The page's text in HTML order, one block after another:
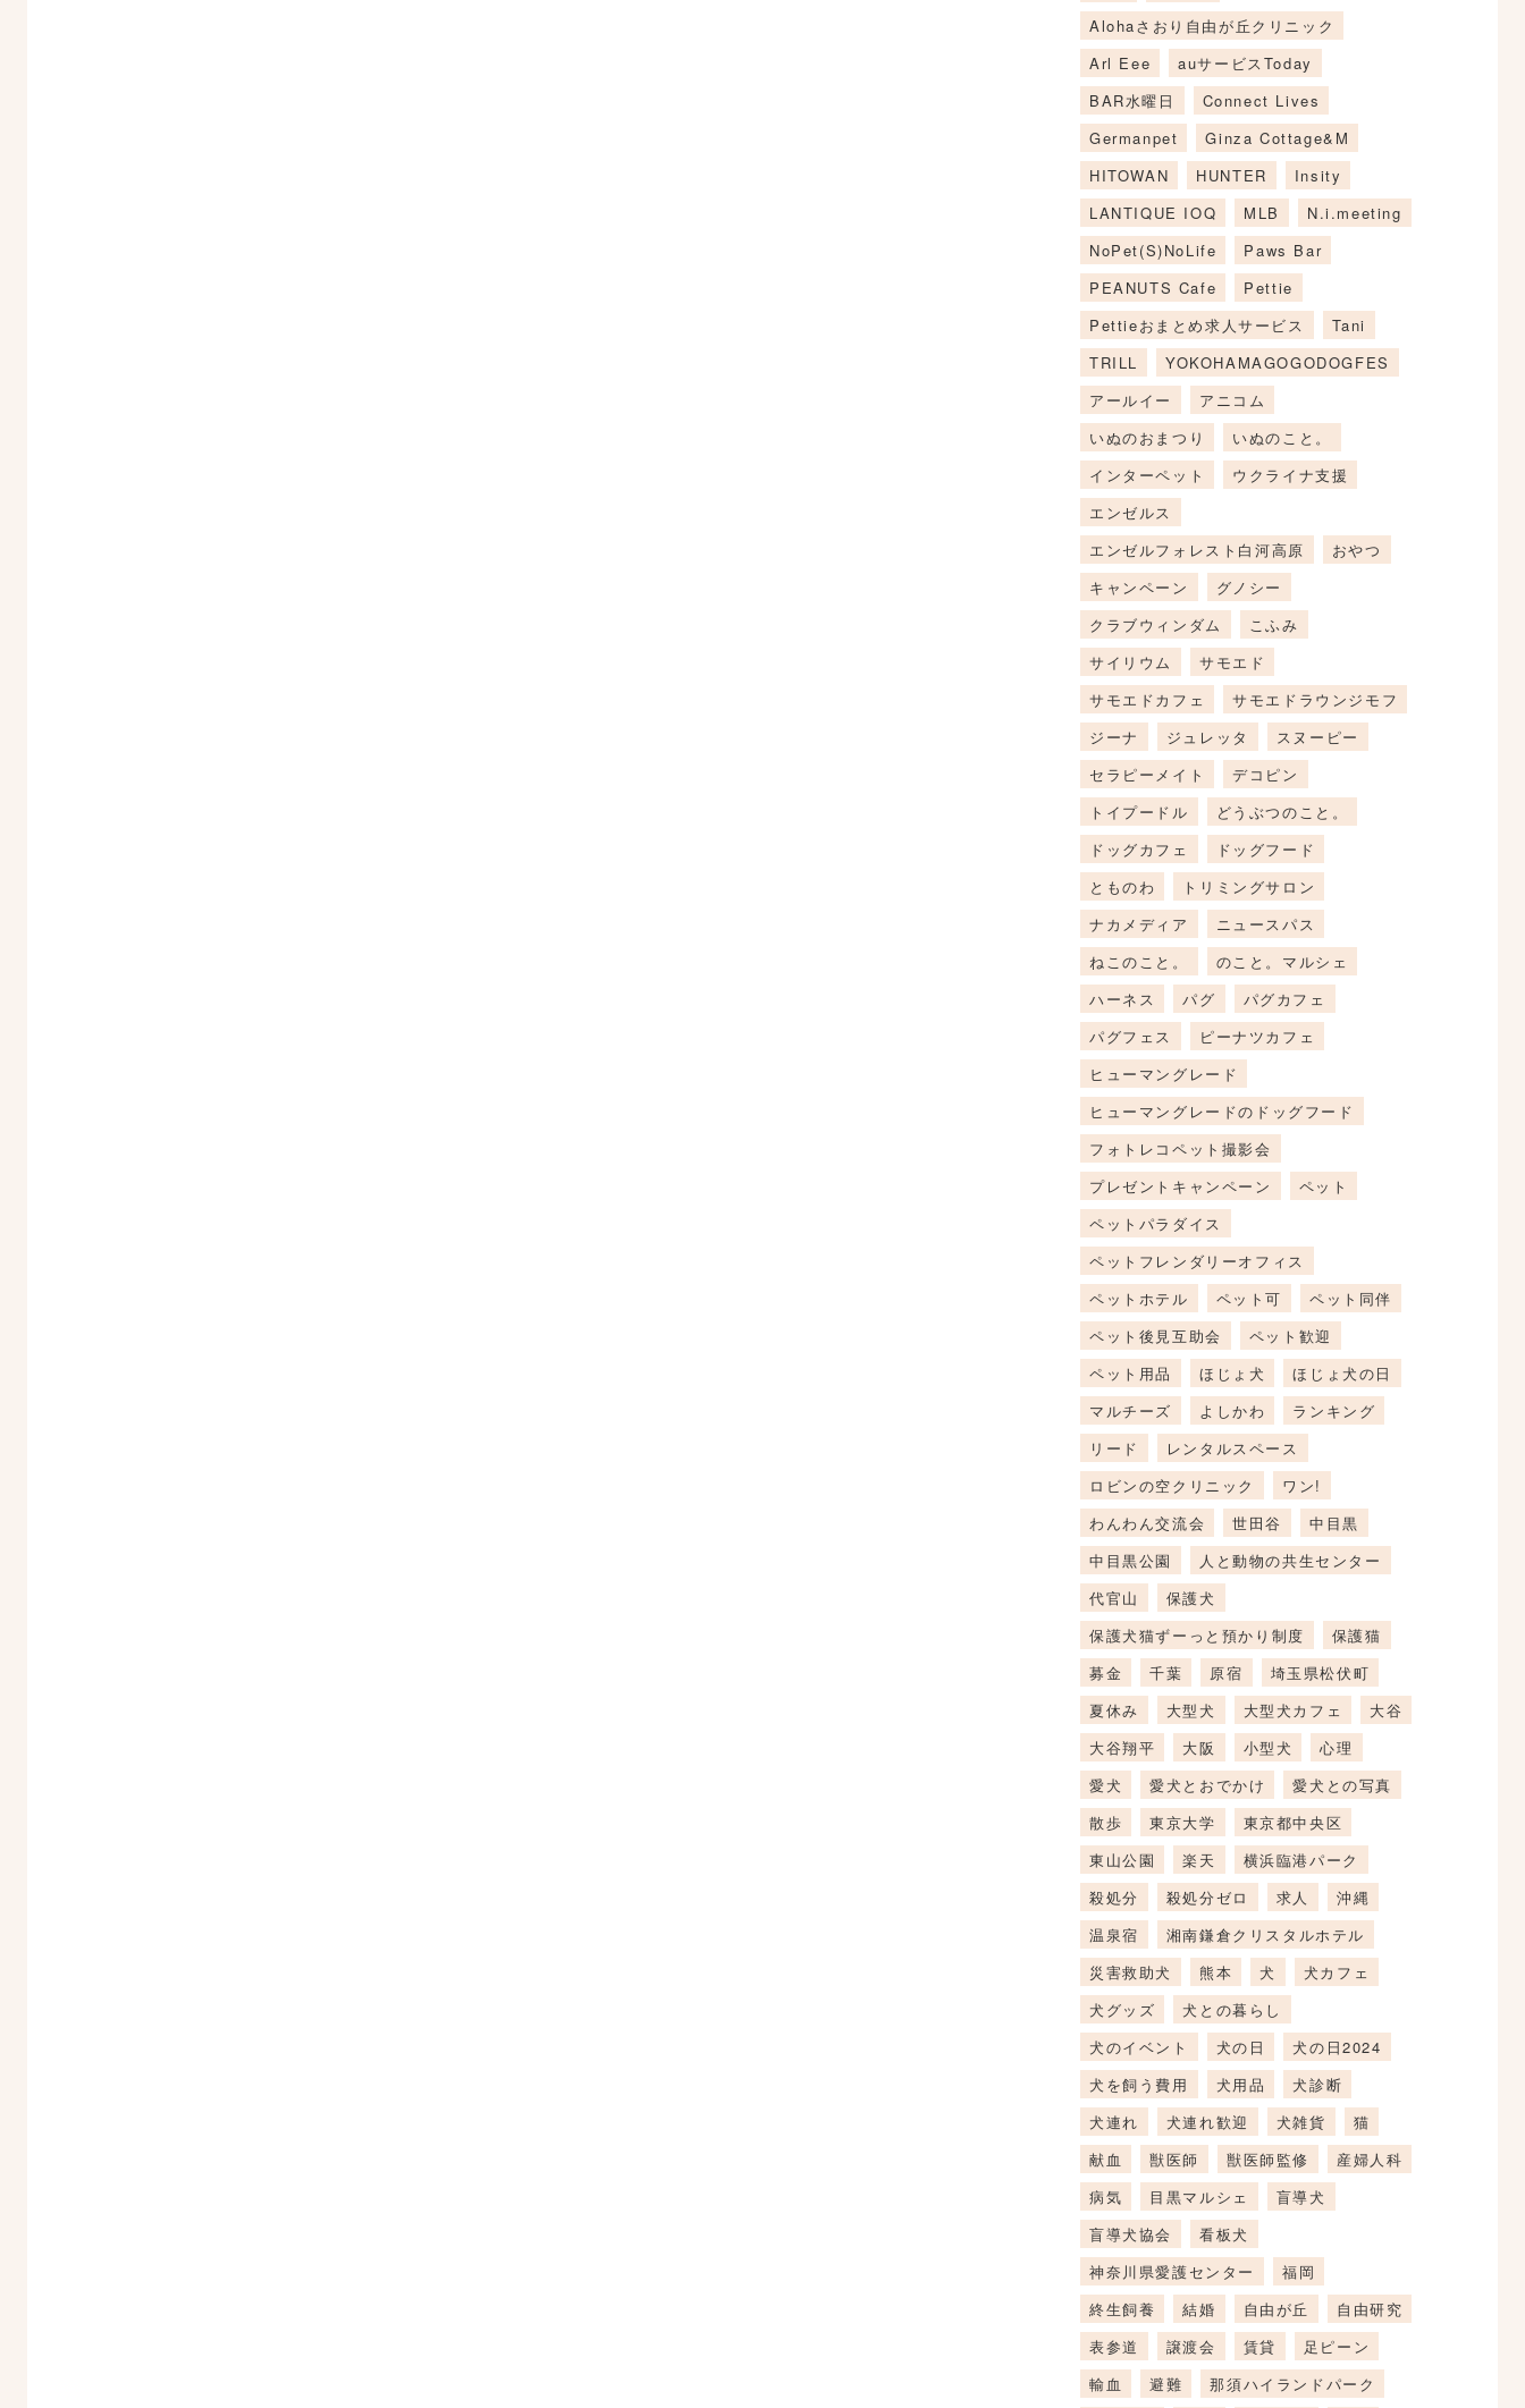
Alohaさおり自由が丘クリニック
Arl Eee
auサービスToday
BAR水曜日
Connect Lives
Germanpet
Ginza Cottage&M
HITOWAN
HUNTER
Insity
LANTIQUE IOQ
MLB
N.i.meeting
NoPet(S)NoLife
Paws Bar
PEANUTS Cafe
Pettie
Pettieおまとめ求人サービス
Tani
TRILL
YOKOHAMAGOGODOGFES
アールイー
アニコム
いぬのおまつり
いぬのこと。
インターペット
ウクライナ支援
エンゼルス
エンゼルフォレスト白河高原
おやつ
キャンペーン
グノシー
クラブウィンダム
こふみ
サイリウム
サモエド
サモエドカフェ
サモエドラウンジモフ
ジーナ
ジュレッタ
スヌーピー
セラピーメイト
デコピン
トイプードル
どうぶつのこと。
ドッグカフェ
ドッグフード
とものわ
トリミングサロン
ナカメディア
ニュースパス
ねこのこと。
のこと。マルシェ
ハーネス
パグ
パグカフェ
パグフェス
ピーナツカフェ
ヒューマングレード
ヒューマングレードのドッグフード
フォトレコペット撮影会
プレゼントキャンペーン
ペット
ペットパラダイス
ペットフレンダリーオフィス
ペットホテル
ペット可
ペット同伴
ペット後見互助会
ペット歓迎
ペット用品
ほじょ犬
ほじょ犬の日
マルチーズ
よしかわ
ランキング
リード
レンタルスペース
ロビンの空クリニック
ワン!
わんわん交流会
世田谷
中目黒
中目黒公園
人と動物の共生センター
代官山
保護犬
保護犬猫ずーっと預かり制度
保護猫
募金
千葉 原宿
埼玉県松伏町
夏休み
大型犬 大型犬カフェ
大谷
大谷翔平
大阪 小型犬
心理
愛犬
愛犬とおでかけ
愛犬との写真
散歩
東京大学
東京都中央区
東山公園
楽天
横浜臨港パーク
殺処分
殺処分ゼロ 求人
沖縄
温泉宿
湘南鎌倉クリスタルホテル
災害救助犬
熊本 犬
犬カフェ
犬グッズ
犬との暮らし
犬のイベント
犬の日
犬の日2024
犬を飼う費用
犬用品
犬診断
犬連れ
犬連れ歓迎 犬雑貨
猫
献血
獣医師 獣医師監修
産婦人科
病気
目黒マルシェ
盲導犬
盲導犬協会
看板犬
神奈川県愛護センター
福岡
終生飼養
結婚 自由が丘
自由研究
表参道
譲渡会 賃貸
足ピーン
輸血
避難 那須ハイランドパーク